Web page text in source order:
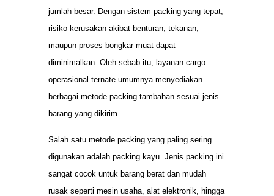
jumlah besar. Dengan sistem packing yang tepat,
risiko kerusakan akibat benturan, tekanan,
maupun proses bongkar muat dapat
diminimalkan. Oleh sebab itu, layanan cargo
operasional ternate umumnya menyediakan
berbagai metode packing tambahan sesuai jenis
barang yang dikirim.
Salah satu metode packing yang paling sering
digunakan adalah packing kayu. Jenis packing ini
sangat cocok untuk barang berat dan mudah
rusak seperti mesin usaha, alat elektronik, hingga